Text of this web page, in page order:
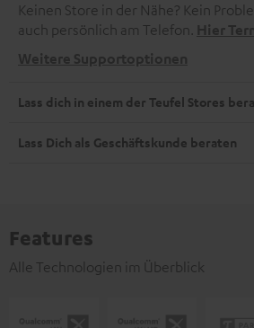
Keinen Store in der Nähe? Kein
auch persönlich am Telefon. Hier
Weitere Supportoptionen
Lass dich in einem der Teufel Stores
Lass Dich als Geschäftskunde beraten
Features
Alle Technologien im Überblick